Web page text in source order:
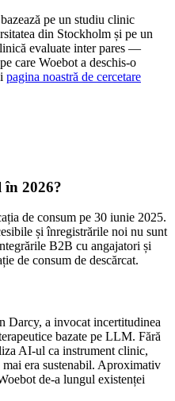
pe un studiu clinic
din Stockholm și pe un
evaluate inter pares —
care Woebot a deschis-o
pagina noastră de cercetare
în 2026?
de consum pe 30 iunie 2025.
și înregistrările noi nu sunt
B2B cu angajatori și
de consum de descărcat.
Darcy, a invocat incertitudinea
bazate pe LLM. Fără
AI-ul ca instrument clinic,
era sustenabil. Aproximativ
de-a lungul existenței